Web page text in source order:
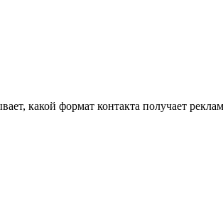
какой формат контакта получает